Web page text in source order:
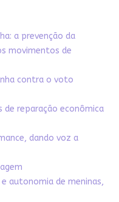
a prevenção da
movimentos de
contra o voto
de reparação econômica
dando voz a
autonomia de meninas,